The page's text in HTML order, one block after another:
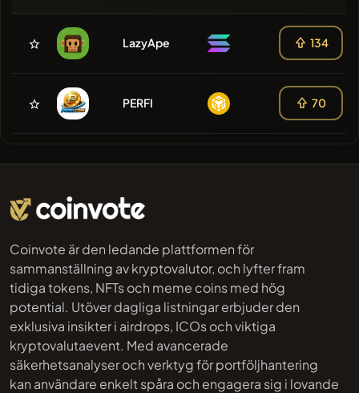
LazyApe 134
PERFI 70
Coinvote är den ledande plattformen för
sammanställning av kryptovalutor, och lyfter fram
tidiga tokens, NFTs och meme coins med hög
potential. Utöver dagliga listningar erbjuder den
exklusiva insikter i airdrops, ICOs och viktiga
kryptovalutaevent. Med avancerade
säkerhetsanalyser och verktyg för portföljhantering
kan användare enkelt spåra och engagera sig i lovande